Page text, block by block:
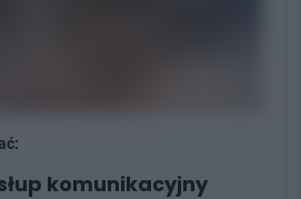
komunikacyjny